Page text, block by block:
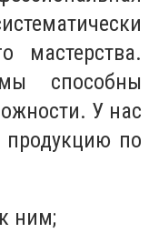
мастерства.
способны
У нас
по
ним;